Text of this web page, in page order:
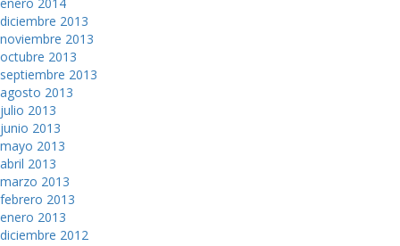
diciembre 2013
noviembre 2013
octubre 2013
septiembre 2013
agosto 2013
julio 2013
junio 2013
mayo 2013
abril 2013
marzo 2013
febrero 2013
enero 2013
diciembre 2012